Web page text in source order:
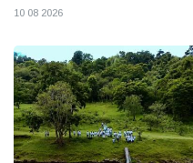
10 08 2026